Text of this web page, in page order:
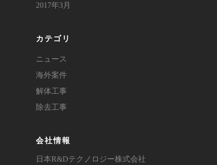
2017年3月
カテゴリ
ニュース
海外案件
解体工事
除去工事
会社情報
日本R&Dテクノロジー株式会社